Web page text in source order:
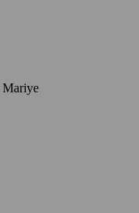
Crystle Lightning, Jason Earles, Matt Barr, Timothy Stack, Ginger Lynn, Lily Mariye